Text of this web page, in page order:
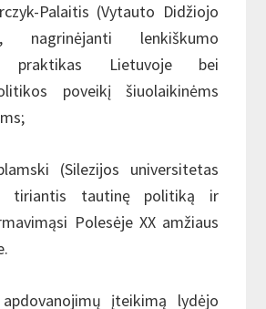
Palaitis (Vytauto Didžiojo
nagrinėjanti lenkiškumo
praktikas Lietuvoje bei
poveikį šiuolaikinėms
(Silezijos universitetas
tiriantis tautinę politiką ir
Polesėje XX amžiaus
įteikimą lydėjo